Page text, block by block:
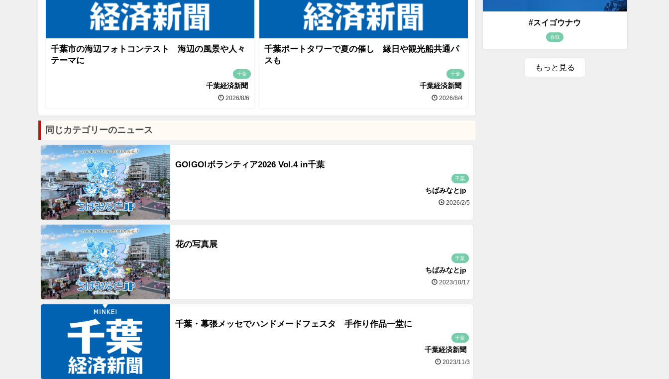
千葉市の海辺フォトコンテスト 海辺の風景や人々
テーマに
千葉
千葉経済新聞
2026/8/6
千葉ポートタワーで夏の催し 縁日や観光船共通パ
スも
千葉
千葉経済新聞
2026/8/4
同じカテゴリーのニュース
GO!GO!ボランティア2026 Vol.4 in千葉
千葉
ちばみなとjp
2026/2/5
花の写真展
千葉
ちばみなとjp
2023/10/17
千葉・幕張メッセでハンドメードフェスタ 手作り作品一堂に
千葉
千葉経済新聞
2023/11/3
#スイゴウナウ
香取
もっと見る